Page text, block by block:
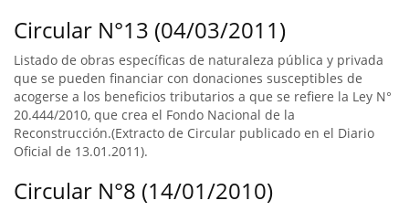
Circular N°13 (04/03/2011)
Listado de obras específicas de naturaleza pública y privada
que se pueden financiar con donaciones susceptibles de
acogerse a los beneficios tributarios a que se refiere la Ley N°
20.444/2010, que crea el Fondo Nacional de la
Reconstrucción.(Extracto de Circular publicado en el Diario
Oficial de 13.01.2011).
Circular N°8 (14/01/2010)